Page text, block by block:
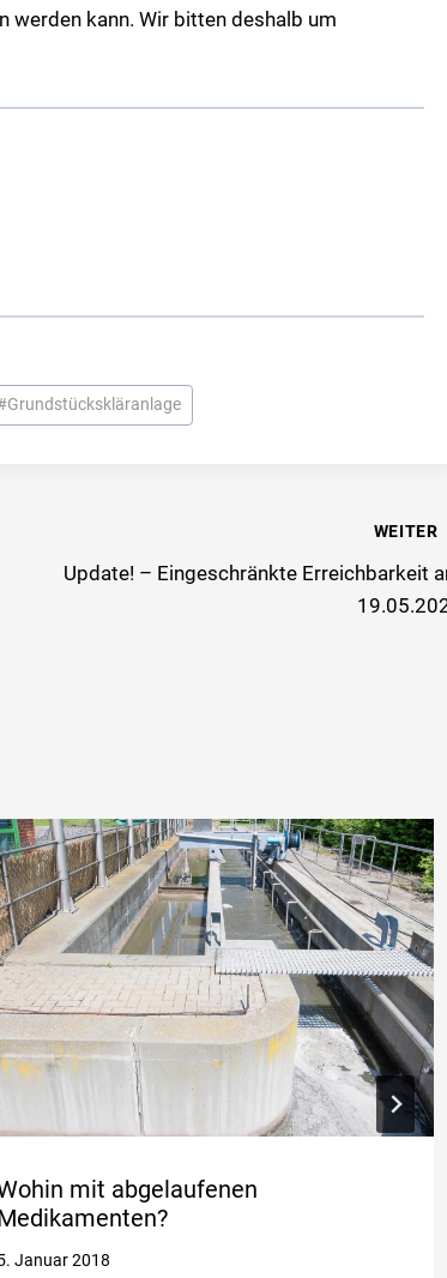
werden kann. Wir bitten deshalb um
Grundstückskläranlage
WEITER
Update! – Eingeschränkte Erreichbarkeit
mit abgelaufenen
Januar 2018